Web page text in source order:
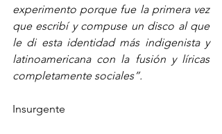
experimento porque fue la primera vez
que escribí y compuse un disco al que
le di esta identidad más indigenista y
latinoamericana con la fusión y líricas
completamente sociales”.
Insurgente